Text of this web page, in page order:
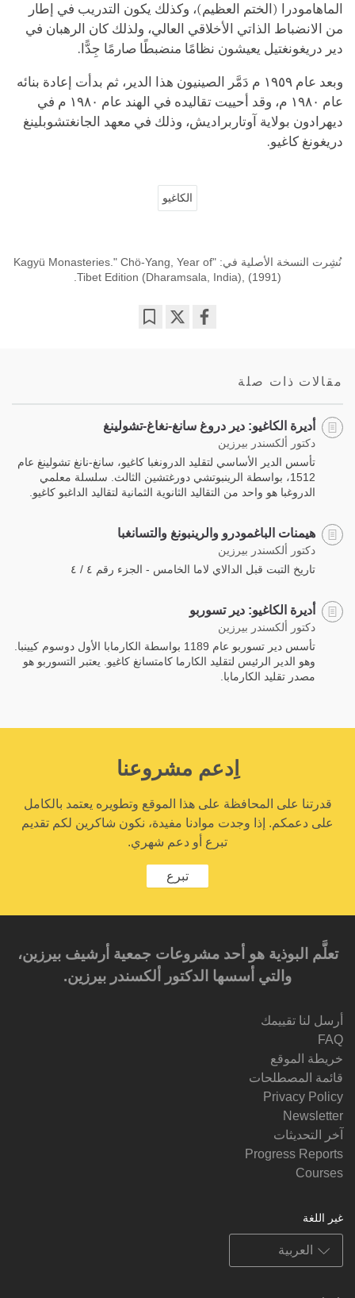
الماهامودرا
(الختم العظيم)، وكذلك يكون التدريب في إطار
من الانضباط الذاتي الأخلاقي العالي، ولذلك كان الرهبان في
دير دريغونغتيل يعيشون نظامًا منضبطًا صارمًا جِدًّا.
وبعد عام ١٩٥٩ م دَمَّر الصينيون هذا الدير، ثم بدأت إعادة بنائه
عام ١٩٨٠ م، وقد أحييت تقاليده في الهند عام ١٩٨٠ م في
ديهرادون بولاية آوتاربراديش، وذلك في معهد الجانغتشوبلينغ
دريغونغ كاغيو.
الكاغيو
نُشِرت النسخة الأصلية في: "Kagyü Monasteries." Chö-Yang, Year of
Tibet Edition (Dharamsala, India), (1991).
مقالات ذات صلة
أديرة الكاغيو: دير دروغ سانغ-نغاغ-تشولينغ
دكتور ألكسندر بيرزين
تأسس الدير الأساسي لتقليد الدرونغبا كاغيو، سانغ-نانغ تشولينغ عام
1512، بواسطة الرينبوتشي دورغتشين الثالث. سلسلة معلمي
الدروغبا هو واحد من التقاليد الثانوية الثمانية لتقاليد الداغبو كاغيو.
هيمنات الباغمودرو والرينبونغ والتسانغبا
دكتور ألكسندر بيرزين
تاريخ التبت قبل الدالاي لاما الخامس - الجزء رقم ٤ / ٤
أديرة الكاغيو: دير تسوربو
دكتور ألكسندر بيرزين
تأسس دير تسوربو عام 1189 بواسطة الكارمابا الأول دوسوم كيينبا.
وهو الدير الرئيس لتقليد الكارما كامتسانغ كاغيو. يعتبر التسوربو هو
مصدر تقليد الكارمابا.
اِدعم مشروعنا
قدرتنا على المحافظة على هذا الموقع وتطويره يعتمد بالكامل
على دعمكم. إذا وجدت موادنا مفيدة، نكون شاكرين لكم تقديم
تبرع أو دعم شهري.
تبرع
تعلَّم البوذية هو أحد مشروعات جمعية أرشيف بيرزين،
والتي أسسها الدكتور ألكسندر بيرزين.‎‎
أرسل لنا تقييمك
FAQ
خريطة الموقع
قائمة المصطلحات
Privacy Policy
Newsletter
آخر التحديثات
Progress Reports
Courses
غير اللغة